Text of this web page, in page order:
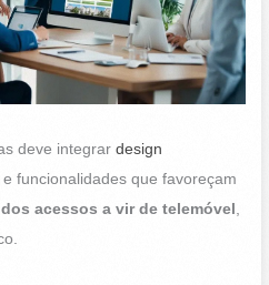
deve integrardesign
funcionalidades que favoreçam
acessos a vir de telemóvel ,